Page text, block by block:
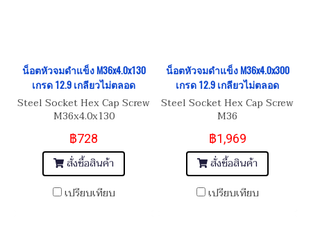
น็อตหัวจมดำแข็ง M36x4.0x130
เกรด 12.9 เกลียวไม่ตลอด
Steel Socket Hex Cap Screw
M36x4.0x130
฿728
สั่งซื้อสินค้า
เปรียบเทียบ
น็อตหัวจมดำแข็ง M36x4.0x300
เกรด 12.9 เกลียวไม่ตลอด
Steel Socket Hex Cap Screw
M36
฿1,969
สั่งซื้อสินค้า
เปรียบเทียบ